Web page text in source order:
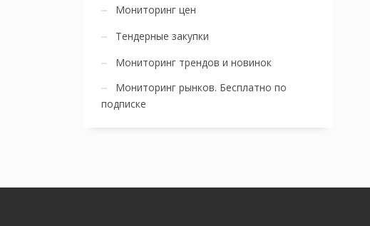
Мониторинг цен
Тендерные закупки
Мониторинг трендов и новинок
Мониторинг рынков. Бесплатно по
подписке